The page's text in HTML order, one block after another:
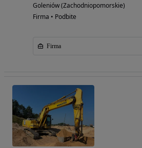
Goleniów (Zachodniopomorskie)
Firma • Podbite
Firma